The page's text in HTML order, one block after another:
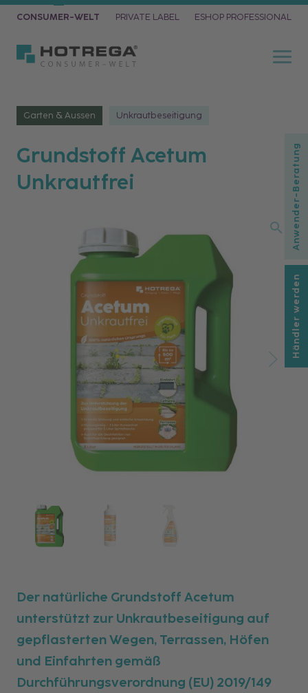
CONSUMER-WELT PRIVATE LABEL ESHOP PROFESSIONAL
Garten & Aussen Unkrautbeseitigung
Grundstoff Acetum
Unkrautfrei
Der natürliche Grundstoff Acetum
unterstützt zur Unkrautbeseitigung auf
gepflasterten Wegen, Terrassen, Höfen
und Einfahrten gemäß
Durchführungsverordnung (EU) 2019/149
Händler werden
Anwender-Beratung